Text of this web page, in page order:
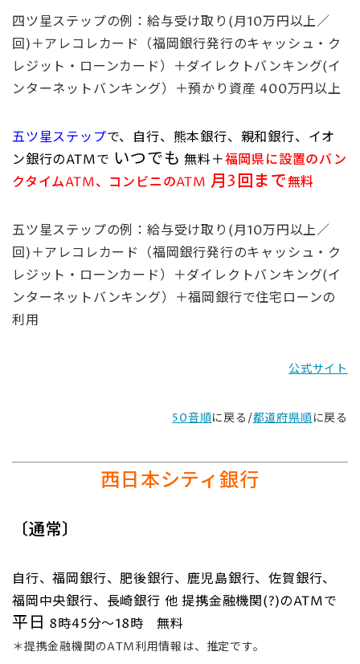
四ツ星ステップの例：給与受け取り(月10万円以上／
回)＋アレコレカード（福岡銀行発行のキャッシュ・ク
レジット・ローンカード）＋ダイレクトバンキング(イ
ンターネットバンキング）＋預かり資産 400万円以上
五ツ星ステップで、 自行、熊本銀行、親和銀行、イオ
ン銀行のATMで いつでも 無料＋福岡県に設置のバン
クタイムATM、コンビニのATM 月3回まで無料
五ツ星ステップの例：給与受け取り(月10万円以上／
回)＋アレコレカード（福岡銀行発行のキャッシュ・ク
レジット・ローンカード）＋ダイレクトバンキング(イ
ンターネットバンキング）＋福岡銀行で住宅ローンの
利用
公式サイト
50音順に戻る/都道府県順に戻る
西日本シティ銀行
〔通常〕
自行、福岡銀行、肥後銀行、鹿児島銀行、佐賀銀行、
福岡中央銀行、長崎銀行 他 提携金融機関(?)のATMで
平日 8時45分～18時 無料
＊提携金融機関のATM利用情報は、推定です。